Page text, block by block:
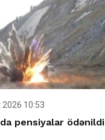
10:53
pensiyalar ödənildi